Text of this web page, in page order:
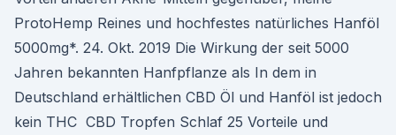
ProtoHemp Reines und hochfestes natürliches Hanföl
5000mg*. 24. Okt. 2019 Die Wirkung der seit 5000
Jahren bekannten Hanfpflanze als In dem in
Deutschland erhältlichen CBD Öl und Hanföl ist jedoch
kein THC CBD Tropfen Schlaf 25 Vorteile und